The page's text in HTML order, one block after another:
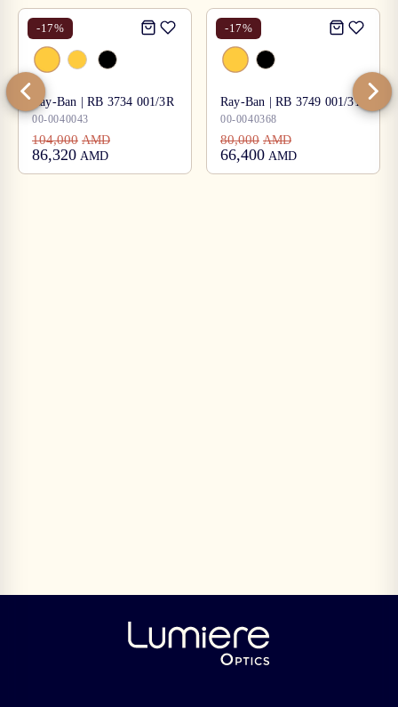
-17%
Ray-Ban | RB 3734 001/3R
00-0040043
104,000 AMD
86,320 AMD
-17%
Ray-Ban | RB 3749 001/31
00-0040368
80,000 AMD
66,400 AMD